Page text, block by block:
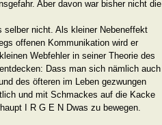
Aber davon war bisher nicht die
selber nicht. Als kleiner Nebeneffekt
offenen Kommunikation wird er
Webfehler in seiner Theorie des
Dass man sich nämlich auch
des öfteren im Leben gezwungen
und mit Schmackes auf die Kacke
I R G E N Dwas zu bewegen.